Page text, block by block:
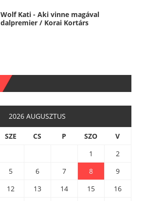
Wolf Kati - Aki vinne magával
dalpremier / Korai Kortárs
2026 AUGUSZTUS
SZE CS P SZO
V
1
2
5 6 7 8
9
12 13 14 15
16